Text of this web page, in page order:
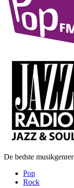
De bedste musikgenrer
Pop
Rock